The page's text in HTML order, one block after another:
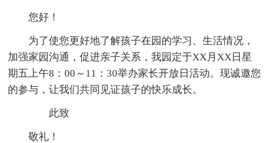
您好！
为了使您更好地了解孩子在园的学习、生活情况，
加强家园沟通，促进亲子关系，我园定于XX月XX日星
期五上午8：00～11：30举办家长开放日活动。现诚邀您
的参与，让我们共同见证孩子的快乐成长。
此致
敬礼！